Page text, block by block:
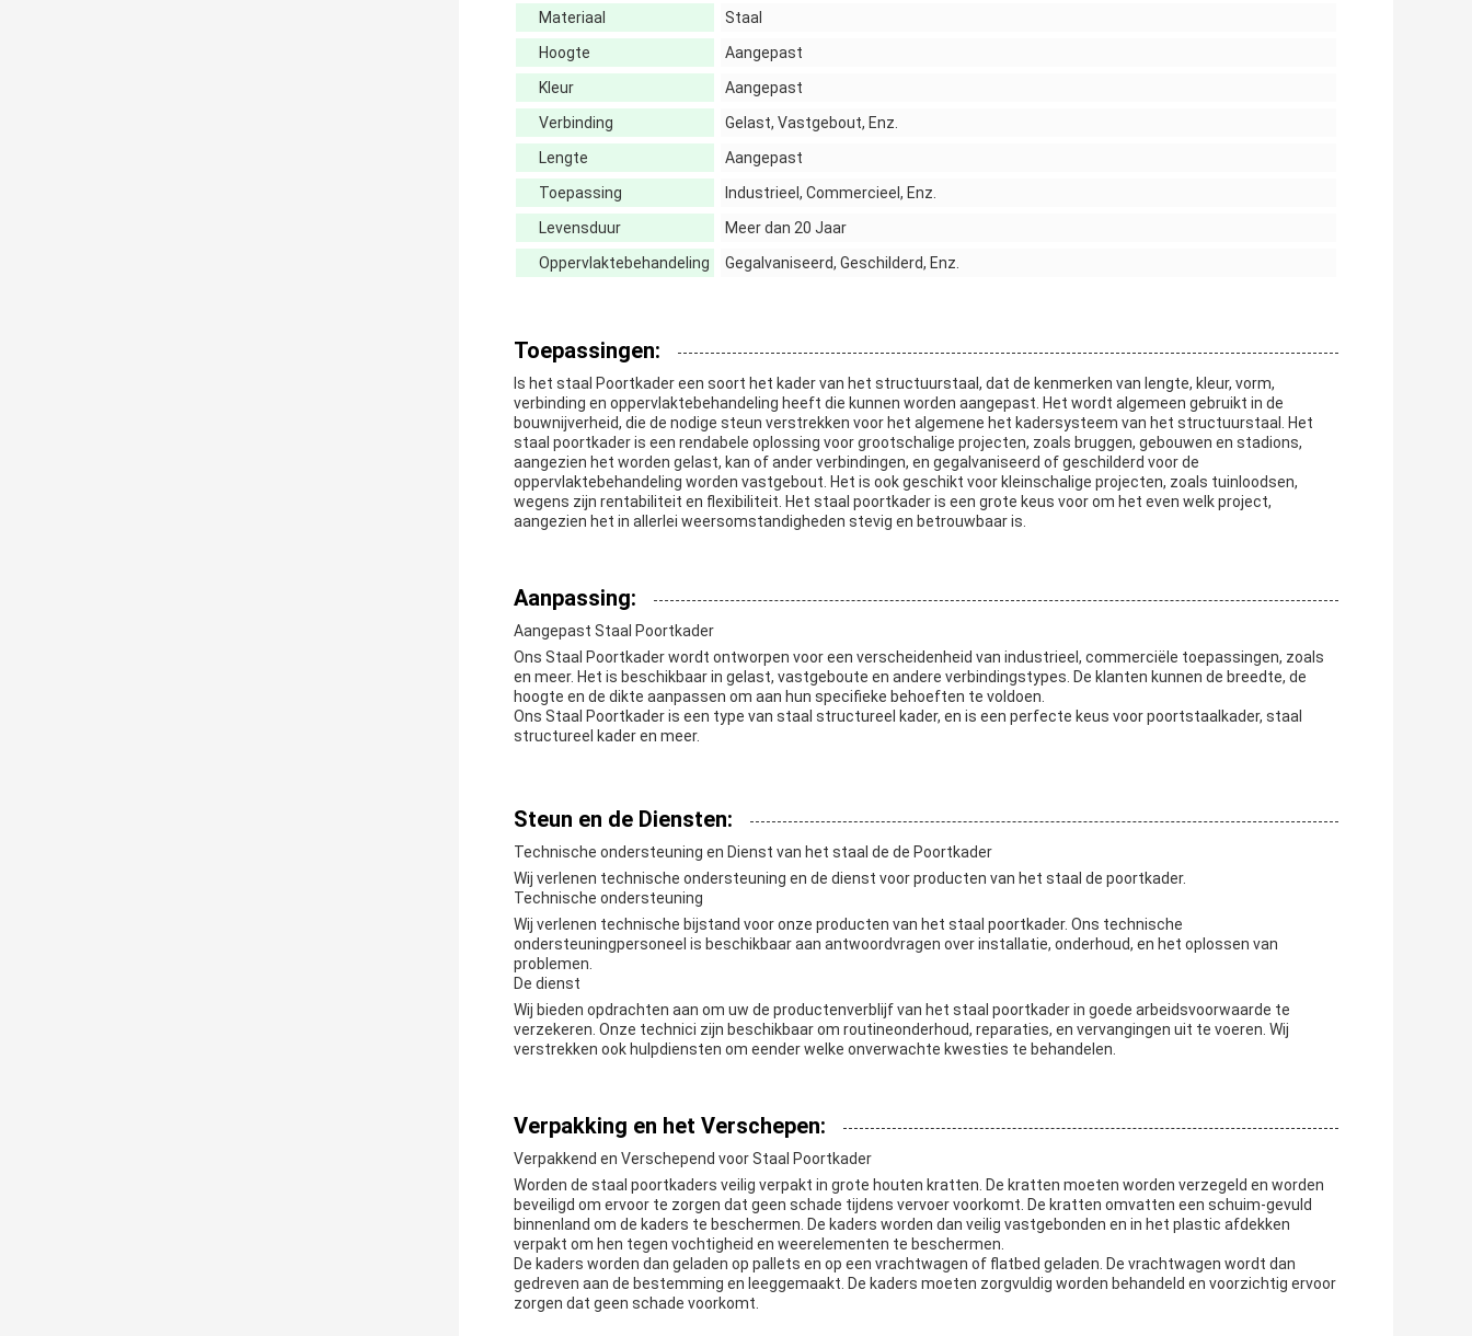
Materiaal
Staal
Hoogte
Aangepast
Kleur
Aangepast
Verbinding
Gelast, Vastgebout, Enz.
Lengte
Aangepast
Toepassing
Industrieel, Commercieel, Enz.
Levensduur
Meer dan 20 Jaar
Oppervlaktebehandeling
Gegalvaniseerd, Geschilderd, Enz.
Toepassingen:
Is het staal Poortkader een soort het kader van het structuurstaal, dat de kenmerken van lengte, kleur, vorm,
verbinding en oppervlaktebehandeling heeft die kunnen worden aangepast. Het wordt algemeen gebruikt in de
bouwnijverheid, die de nodige steun verstrekken voor het algemene het kadersysteem van het structuurstaal. Het
staal poortkader is een rendabele oplossing voor grootschalige projecten, zoals bruggen, gebouwen en stadions,
aangezien het worden gelast, kan of ander verbindingen, en gegalvaniseerd of geschilderd voor de
oppervlaktebehandeling worden vastgebout. Het is ook geschikt voor kleinschalige projecten, zoals tuinloodsen,
wegens zijn rentabiliteit en flexibiliteit. Het staal poortkader is een grote keus voor om het even welk project,
aangezien het in allerlei weersomstandigheden stevig en betrouwbaar is.
Aanpassing:
Aangepast Staal Poortkader
Ons Staal Poortkader wordt ontworpen voor een verscheidenheid van industrieel, commerciële toepassingen, zoals
en meer. Het is beschikbaar in gelast, vastgeboute en andere verbindingstypes. De klanten kunnen de breedte, de
hoogte en de dikte aanpassen om aan hun specifieke behoeften te voldoen.
Ons Staal Poortkader is een type van staal structureel kader, en is een perfecte keus voor poortstaalkader, staal
structureel kader en meer.
Steun en de Diensten:
Technische ondersteuning en Dienst van het staal de de Poortkader
Wij verlenen technische ondersteuning en de dienst voor producten van het staal de poortkader.
Technische ondersteuning
Wij verlenen technische bijstand voor onze producten van het staal poortkader. Ons technische
ondersteuningpersoneel is beschikbaar aan antwoordvragen over installatie, onderhoud, en het oplossen van
problemen.
De dienst
Wij bieden opdrachten aan om uw de productenverblijf van het staal poortkader in goede arbeidsvoorwaarde te
verzekeren. Onze technici zijn beschikbaar om routineonderhoud, reparaties, en vervangingen uit te voeren. Wij
verstrekken ook hulpdiensten om eender welke onverwachte kwesties te behandelen.
Verpakking en het Verschepen:
Verpakkend en Verschepend voor Staal Poortkader
Worden de staal poortkaders veilig verpakt in grote houten kratten. De kratten moeten worden verzegeld en worden
beveiligd om ervoor te zorgen dat geen schade tijdens vervoer voorkomt. De kratten omvatten een schuim-gevuld
binnenland om de kaders te beschermen. De kaders worden dan veilig vastgebonden en in het plastic afdekken
verpakt om hen tegen vochtigheid en weerelementen te beschermen.
De kaders worden dan geladen op pallets en op een vrachtwagen of flatbed geladen. De vrachtwagen wordt dan
gedreven aan de bestemming en leeggemaakt. De kaders moeten zorgvuldig worden behandeld en voorzichtig ervoor
zorgen dat geen schade voorkomt.